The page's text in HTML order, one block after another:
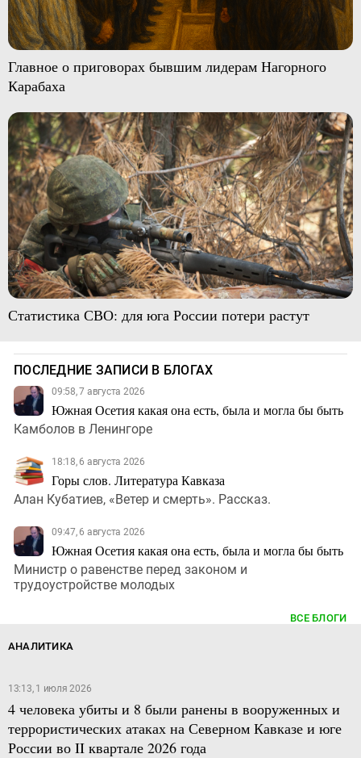
Главное о приговорах бывшим лидерам Нагорного
Карабаха
Статистика СВО: для юга России потери растут
ПОСЛЕДНИЕ ЗАПИСИ В БЛОГАХ
09:58, 7 августа 2026
Южная Осетия какая она есть, была и могла бы быть
Камболов в Ленингоре
18:18, 6 августа 2026
Горы слов. Литература Кавказа
Алан Кубатиев, «Ветер и смерть». Рассказ.
09:47, 6 августа 2026
Южная Осетия какая она есть, была и могла бы быть
Министр о равенстве перед законом и
трудоустройстве молодых
ВСЕ БЛОГИ
АНАЛИТИКА
13:13, 1 июля 2026
4 человека убиты и 8 были ранены в вооруженных и
террористических атаках на Северном Кавказе и юге
России во II квартале 2026 года